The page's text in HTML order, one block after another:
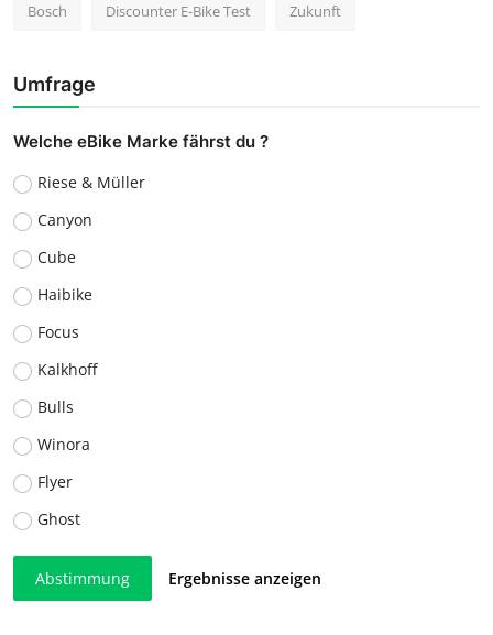
Bosch Discounter E-Bike Test Zukunft
Umfrage
Welche eBike Marke fährst du ?
Riese & Müller
Canyon
Cube
Haibike
Focus
Kalkhoff
Bulls
Winora
Flyer
Ghost
Abstimmung Ergebnisse anzeigen